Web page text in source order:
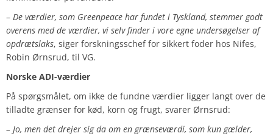
– De værdier, som Greenpeace har fundet i Tyskland, stemmer godt
overens med de værdier, vi selv finder i vore egne undersøgelser af
opdrætslaks, siger forskningsschef for sikkert foder hos Nifes,
Robin Ørnsrud, til VG.
Norske ADI-værdier
På spørgsmålet, om ikke de fundne værdier ligger langt over de
tilladte grænser for kød, korn og frugt, svarer Ørnsrud:
– Jo, men det drejer sig da om en grænseværdi, som kun gælder,